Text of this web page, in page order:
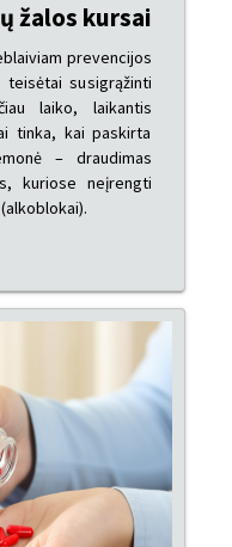
žalos kursai
prevencijos
teisėtai susigrąžinti
laiko, laikantis
tinka, kai paskirta
– draudimas
kuriose neįrengti